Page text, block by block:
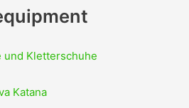
und Kletterschuhe
Katana